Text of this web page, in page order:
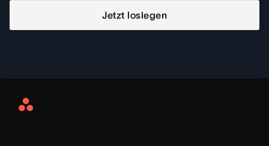
Jetzt loslegen
Asana